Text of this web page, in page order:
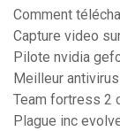
Comment
Capture video
Pilote nvidia
Meilleur
Team fortress 2
Plague inc